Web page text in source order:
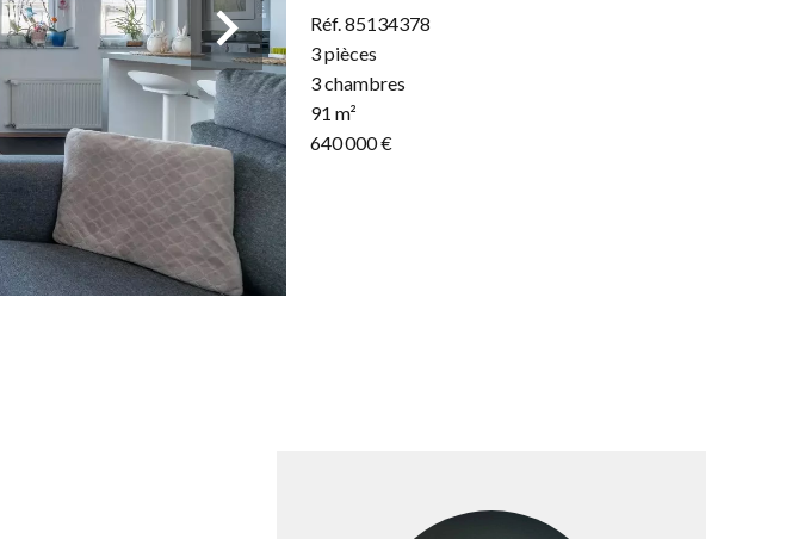
Réf. 85134378
3 pièces
3 chambres
91 m²
640 000 €